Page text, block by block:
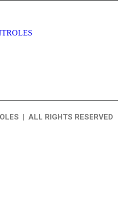
| ALL RIGHTS RESERVED